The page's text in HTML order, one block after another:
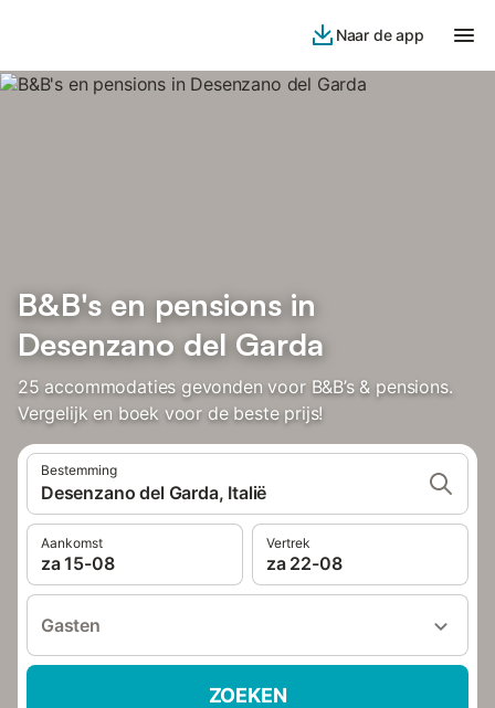
Naar de app
B&B's en pensions in
Desenzano del Garda
25 accommodaties gevonden voor B&B’s & pensions.
Vergelijk en boek voor de beste prijs!
Bestemming
Desenzano del Garda, Italië
Aankomst
za 15-08
Vertrek
za 22-08
Gasten
ZOEKEN